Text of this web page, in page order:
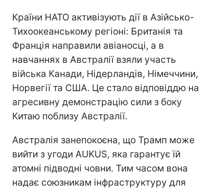
Країни НАТО активізують дії в Азійсько-
Тихоокеанському регіоні: Британія та
Франція направили авіаносці, а в
навчаннях в Австралії взяли участь
війська Канади, Нідерландів, Німеччини,
Норвегії та США. Це стало відповіддю на
агресивну демонстрацію сили з боку
Китаю поблизу Австралії.
Австралія занепокоєна, що Трамп може
вийти з угоди AUKUS, яка гарантує їй
атомні підводні човни. Тим часом вона
надає союзникам інфраструктуру для